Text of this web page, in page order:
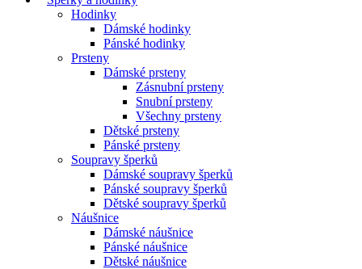
Hodinky
Dámské hodinky
Pánské hodinky
Prsteny
Dámské prsteny
Zásnubní prsteny
Snubní prsteny
Všechny prsteny
Dětské prsteny
Pánské prsteny
Soupravy šperků
Dámské soupravy šperků
Pánské soupravy šperků
Dětské soupravy šperků
Náušnice
Dámské náušnice
Pánské náušnice
Dětské náušnice